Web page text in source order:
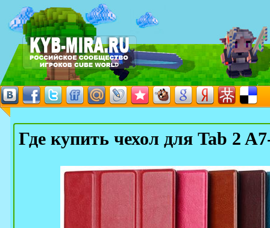
Где купить чехол для Tab 2